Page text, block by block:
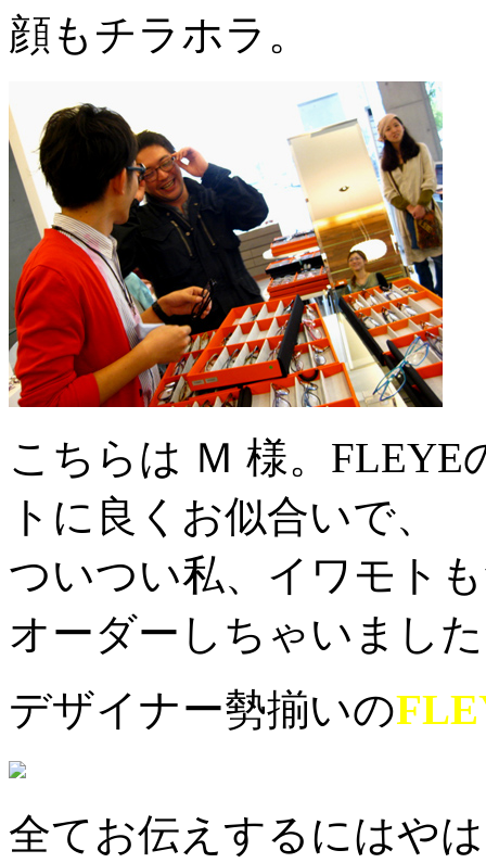
顔もチラホラ。
こちらは Ｍ 様。
トに良くお似合いで、
ついつい私、イワモト
オーダーしちゃいまし
デザイナー勢揃いの
全てお伝えするにはや